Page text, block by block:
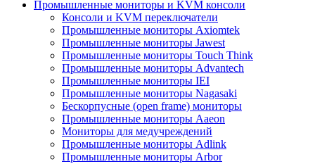
Промышленные мониторы и KVM консоли
Консоли и KVM переключатели
Промышленные мониторы Axiomtek
Промышленные мониторы Jawest
Промышленные мониторы Touch Think
Промышленные мониторы Advantech
Промышленные мониторы IEI
Промышленные мониторы Nagasaki
Бескорпусные (open frame) мониторы
Промышленные мониторы Aaeon
Мониторы для медучреждений
Промышленные мониторы Adlink
Промышленные мониторы Arbor